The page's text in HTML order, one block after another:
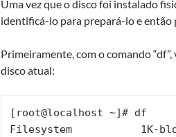
Uma vez que o disco foi instalado
identificá-lo para prepará-lo e
Primeiramente, com o comando
disco atual:
[root@localhost ~]# df
Filesystem           1K-